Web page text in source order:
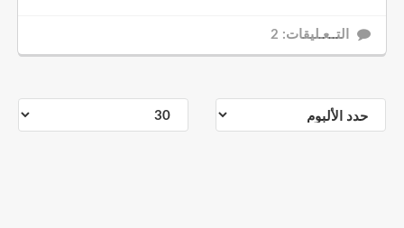
التــعـليقات: 2